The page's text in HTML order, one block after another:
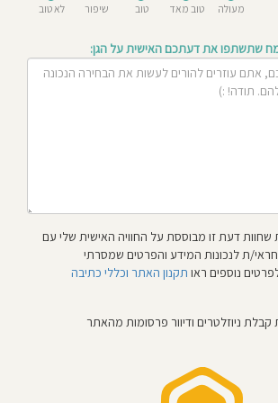
מעולה טוב מאד טוב
שיפור
לא טוב
שתשתפו את דעתכם האישית על הגן:
דעת זו מבוססת על החוויה האישית שלי עם
אחראי/ת לנכונות המידע והפרטים שמסרתי
נוספים ראו תקנון האתר וכללי כתיבה
ניוזלטרים ודיוור פרסומות מהאתר